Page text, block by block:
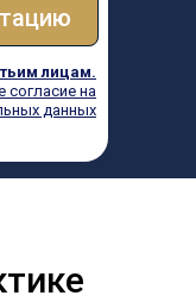
лицам.
согласие на
данных